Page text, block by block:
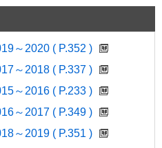
～2020 ( P.352 )
～2018 ( P.337 )
～2016 ( P.233 )
～2017 ( P.349 )
～2019 ( P.351 )